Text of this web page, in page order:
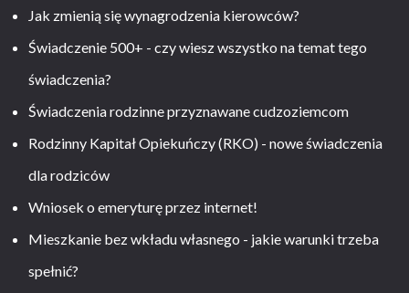
Jak zmienią się wynagrodzenia kierowców?
Świadczenie 500+ - czy wiesz wszystko na temat tego
świadczenia?
Świadczenia rodzinne przyznawane cudzoziemcom
Rodzinny Kapitał Opiekuńczy (RKO) - nowe świadczenia
dla rodziców
Wniosek o emeryturę przez internet!
Mieszkanie bez wkładu własnego - jakie warunki trzeba
spełnić?